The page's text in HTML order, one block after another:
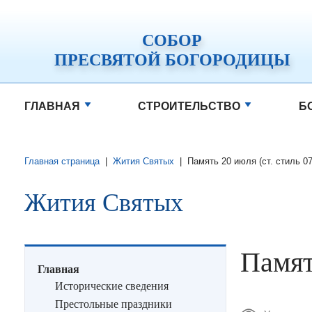
СОБОР
ПРЕСВЯТОЙ БОГОРОДИЦЫ
ГЛАВНАЯ СТРОИТЕЛЬСТВО
Главная страница | Жития Святых | Память 20 июля (ст. стиль
Жития Святых
Главная
Исторические сведения
Престольные праздники